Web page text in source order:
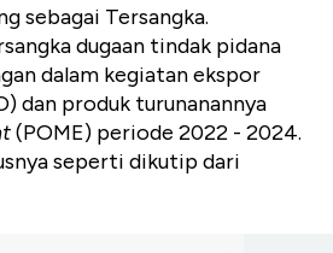
sebagai Tersangka.
dugaan tindak pidana
dalam kegiatan ekspor
dan produk turunanannya
(POME) periode 2022 - 2024.
seperti dikutip dari